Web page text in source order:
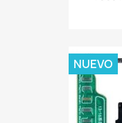
NUEVO